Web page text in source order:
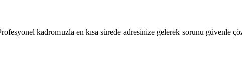
kadromuzla en kısa sürede adresinize gelerek sorunu güvenle